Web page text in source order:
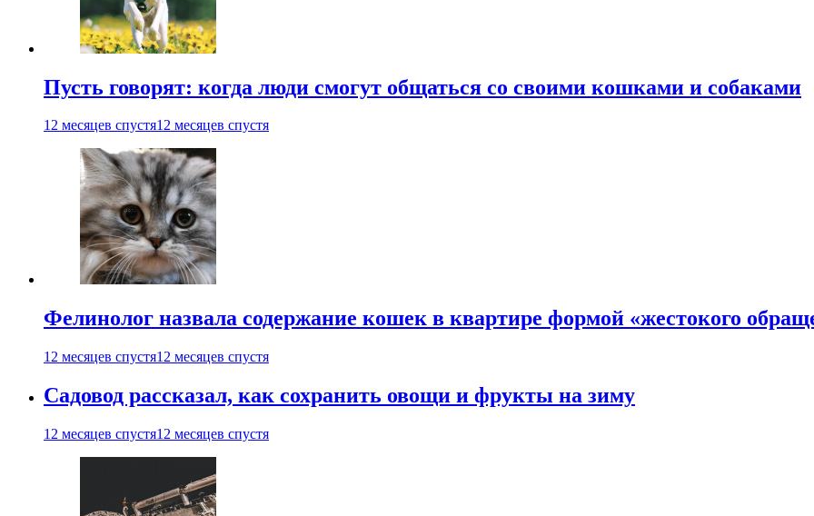
Пусть говорят: когда люди смогут общаться со своими кошками и собаками
12 месяцев спустя12 месяцев спустя
Фелинолог назвала содержание кошек в квартире формой «жестокого
12 месяцев спустя12 месяцев спустя
Садовод рассказал, как сохранить овощи и фрукты на зиму
12 месяцев спустя12 месяцев спустя